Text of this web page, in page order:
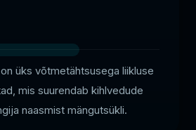
üks võtmetähtsusega liikluse
mis suurendab kihlvedude
naasmist mängutsükli.